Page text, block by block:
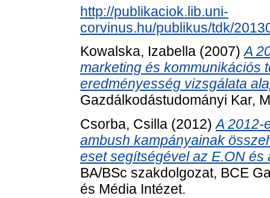
http://publikaciok.lib.uni-
corvinus.hu/publikus/tdk/
Kowalska, Izabella (2007)A
marketing és kommunikációs
eredményesség vizsgálata
Gazdálkodástudományi Kar,
Csorba, Csilla (2012)A 2012-
ambush kampányainak
eset segítségével az E.ON
BA/BSc szakdolgozat, BCE
és Média Intézet.